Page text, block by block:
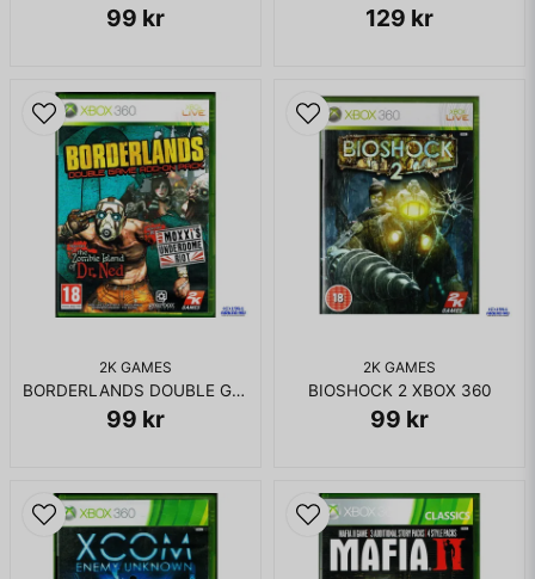
99 kr 129 kr
2K GAMES
BORDERLANDS DOUBLE GAME ADD-ON PACK XBOX 360
99 kr
2K GAMES
BIOSHOCK 2 XBOX 360
99 kr